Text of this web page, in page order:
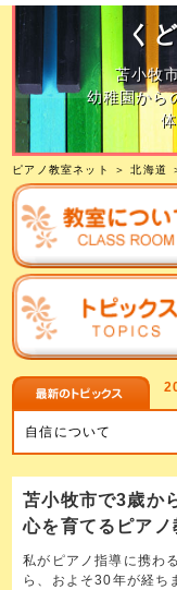
く
苫小牧
幼稚園から
ピアノ教室ネット ＞北海道
自信について
苫小牧市で3歳か
心を育てるピアノ
私がピアノ指導に携わ
ら、およそ30年が経ち